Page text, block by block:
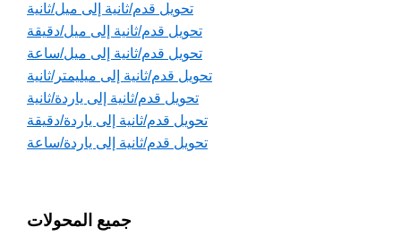
تحويل قدم/ثانية إلى ميل/ثانية
تحويل قدم/ثانية إلى ميل/دقيقة
تحويل قدم/ثانية إلى ميل/ساعة
تحويل قدم/ثانية إلى ميليمتر/ثانية
تحويل قدم/ثانية إلى ياردة/ثانية
تحويل قدم/ثانية إلى ياردة/دقيقة
تحويل قدم/ثانية إلى ياردة/ساعة
جميع المحولات